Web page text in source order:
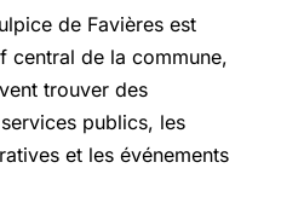
de Favières est
central de la commune,
trouver des
publics, les
et les événements